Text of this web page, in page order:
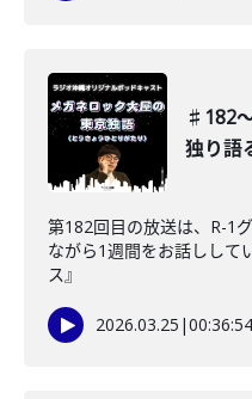
♯182
独り語
第182回目の放送は、R-1
ながら1週間をお話しして
ス』
2026.03.25 |00:36:54